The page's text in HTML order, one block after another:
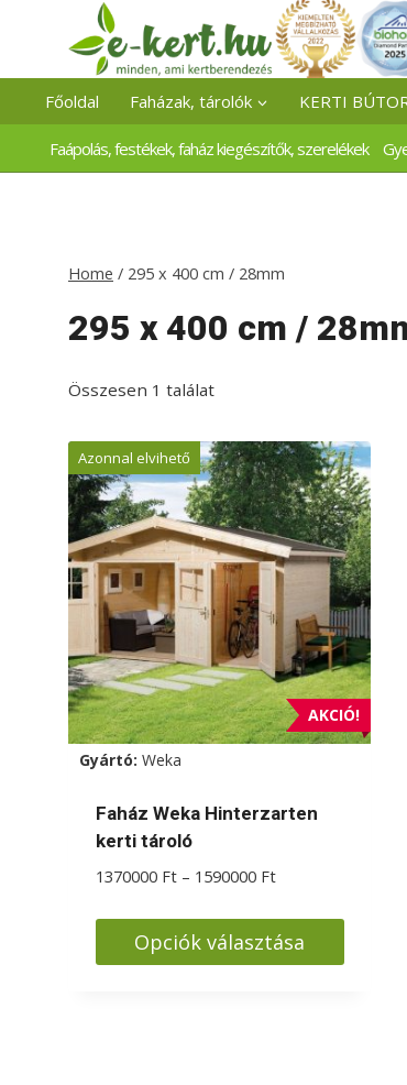
content
Főoldal Faházak, tárolók KERTI
Faápolás, festékek, faház kiegészítők, szerelékek
Home / 295 x 400 cm / 28mm
295 x 400 cm /
Összesen 1 találat
AKCIÓ!
Azonnal elvihető
Gyártó: Weka
Faház Weka Hinterzarten
kerti tároló
1370000 Ft – 1590000 FtÁrtartomány:
-
1590000 Ft
Opciók választása